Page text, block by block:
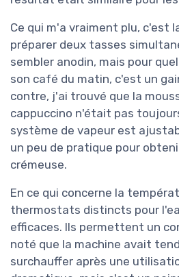
Ce qui m'a vraiment plu, c'est
préparer deux tasses
sembler anodin, mais pour
son café du matin, c'est un
contre, j'ai trouvé que la
cappuccino n'était pas
système de vapeur est
un peu de pratique pour
crémeuse.
En ce qui concerne la
thermostats distincts pour
efficaces. Ils permettent un
noté que la machine avait
surchauffer après une